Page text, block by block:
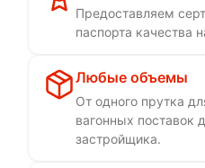
Предоставляем
паспорта качества
Любые объемы
От одного прутка
вагонных поставок
застройщика.